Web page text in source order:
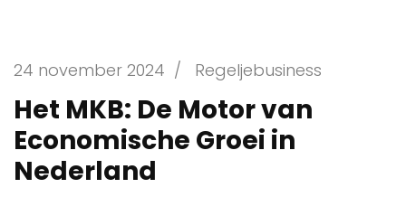
24 november 2024 / Regeljebusiness
Het MKB: De Motor van
Economische Groei in
Nederland